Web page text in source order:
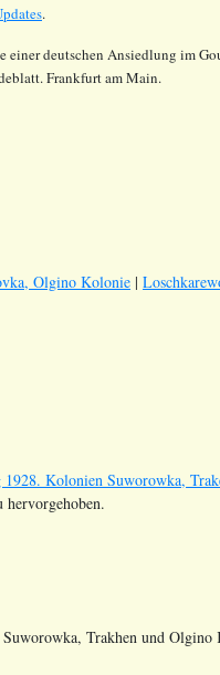
.
einer deutschen Ansiedlung im
Frankfurt am Main.
Olgino Kolonie |
Kolonien Suworowka,
Trakhen und Olgino